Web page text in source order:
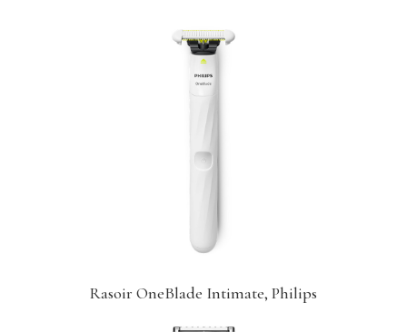
Rasoir OneBlade Intimate, Philips